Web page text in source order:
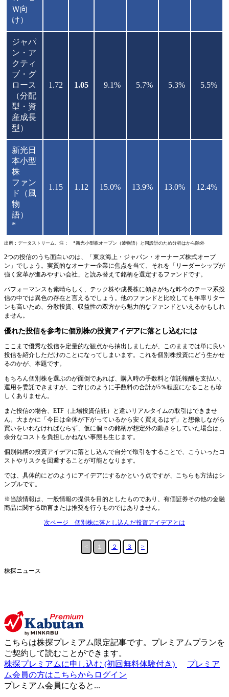
Ｗ向
け）
ジャパ
ン・ア
クティ
ブ・グ
ロース
（分配
型・資
産成長
型）
1.72 1.05 9.1% 5.7% 5.3% 5.5%
新光日
本小型
株
ファン
ド（風
物
語）
*
1.15 1.12 15.0% 13.9% 13.0% 12.4%
出所：データストリーム。注： *新光小型株オープン（波物語）と同設計のため分析はから除外
2つの投信のうち面白いのは、「東京海上・ジャパン・オーナーズ株式オープ
ン」でしょう。実質的なオーナー企業に焦点を当て、それを「リーダーシップが
強く変革が進みやすい会社」と読み替えて銘柄を選定するファンドです。
パフォーマンスも素晴らしく、テック株や成長株に傾きがちな昨今のテーマ系投
信の中では異色の存在と言えるでしょう。他のファンドと比較しても年率リター
ンも高いため、分散投資、収益性の双方から魅力的なファンドといえるかもしれ
ません。
優れた投信を参考に個別株の投資アイデアに落とし込むには
ここまで優秀な投信を定量的な観点から抽出しましたが、このままでは単に良い
投信を紹介しただけのことになってしまいます。これを個別株投資にどう生かせ
るのかが、本題です。
もちろん個別株を選ぶのが面倒であれば、購入時の手数料と信託報酬を支払い、
運用を委託できますが、ご存じのように手数料の合計が5％程度になることも珍
しくありません。
また投信の場合、ETF（上場投資信託）と違いリアルタイムの取引はできませ
ん。大まかに「今日は全体が下がっているから安く買えるはず」と想像しながら
買いをいれなければならず、仮に個々の銘柄が想定外の動きをしていた場合は、
余分なコストを負担しかねない事態も生じます。
個別銘柄の投資アイデアに落とし込んで自分で取引をすることで、こういったコ
ストやリスクを回避することが可能となります。
では、具体的にどのようにアイデアにするかという点ですが、こちらも方法はシ
ンプルです。
※当該情報は、一般情報の提供を目的としたものであり、有価証券その他の金融
商品に関する助言または推奨を行うものではありません。
次ページ 個別株に落とし込んだ投資アイデアとは
< １ ２ ３ >
株探ニュース
こちらは株探プレミアム限定記事です。プレミアムプランを
ご契約して読むことができます。
株探プレミアムに申し込む (初回無料体験付き)
プレミア
ム会員の方はこちらからログイン
プレミアム会員になると...